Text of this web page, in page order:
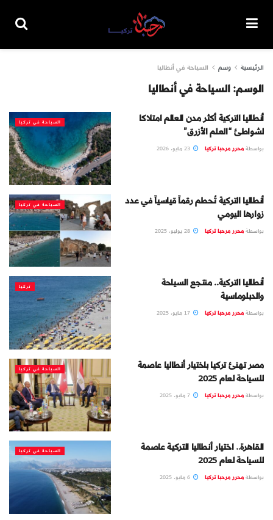
الرئيسية وسم السياحة في أنطاليا
الوسم:السياحة في أنطاليا
السياحة في تركيا
أنطاليا التركية أكثر مدن العالم امتلاكا
لشواطئ “العلم الأزرق”
بواسطةمحرر مرحبا تركيا
السياحة في تركيا
أنطاليا التركية تُحطم رقماً قياسياً في عدد
زوارها اليومي
بواسطةمحرر مرحبا تركيا
تركيا
أنطاليا التركية.. منتجع السياحة
والدبلوماسية
بواسطةمحرر مرحبا تركيا
السياحة في تركيا
مصر تهنئ تركيا باختيار أنطاليا عاصمة
للسياحة لعام 2025
بواسطةمحرر مرحبا تركيا
السياحة في تركيا
القاهرة.. اختيار أنطاليا التركية عاصمة
للسياحة لعام 2025
بواسطةمحرر مرحبا تركيا